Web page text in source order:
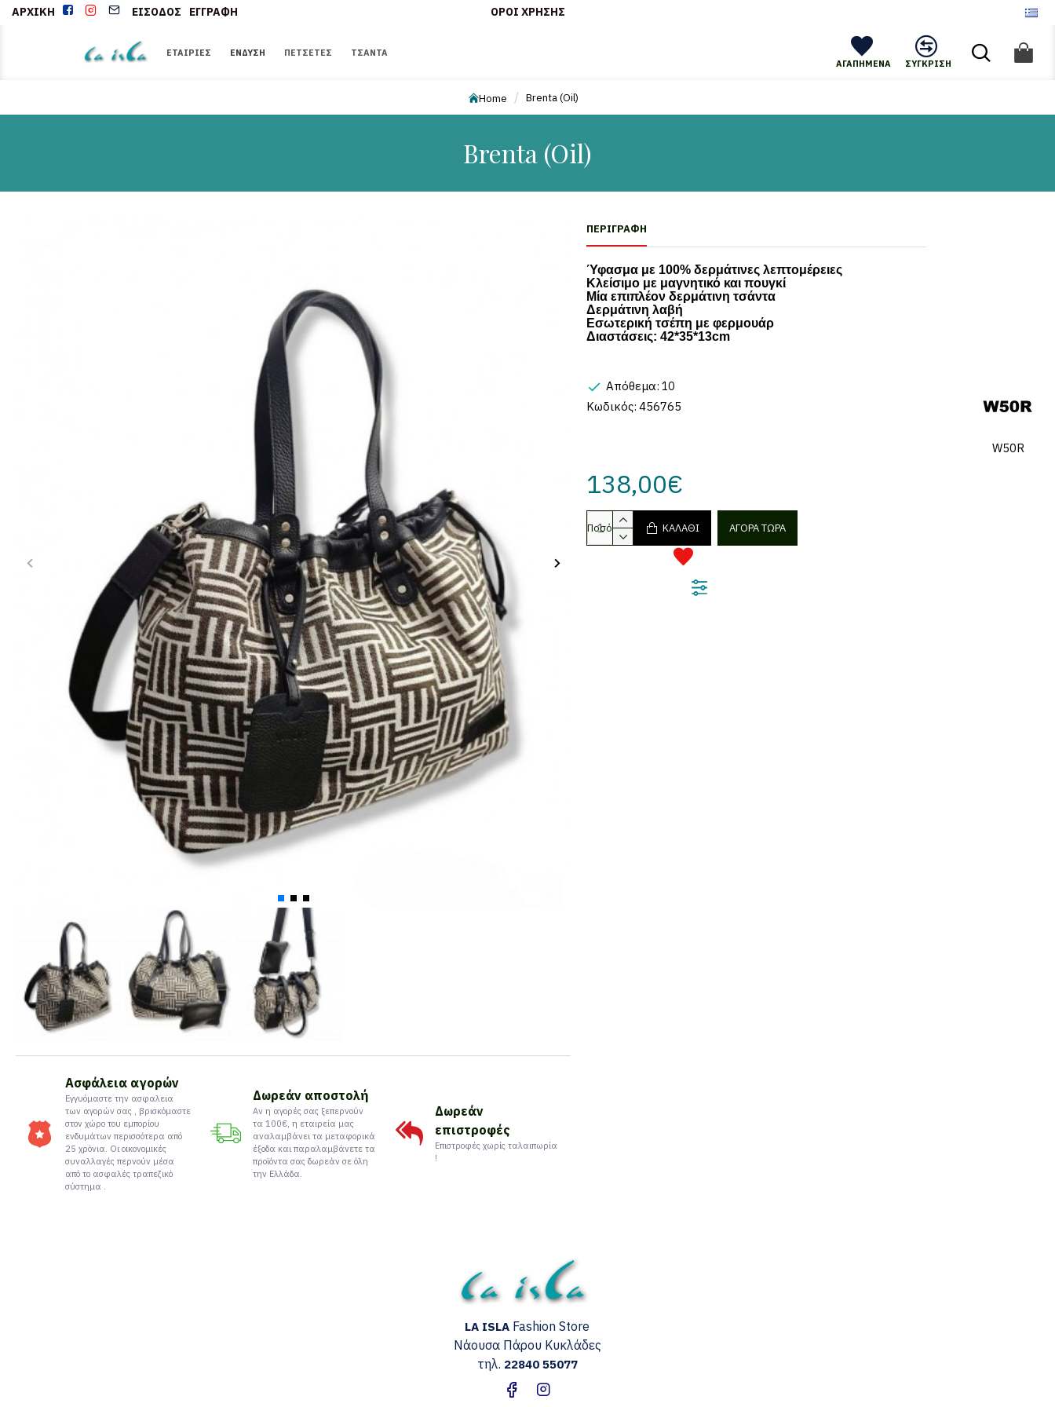
ΑΡΧΙΚΉ ΕΊΣΟΔΟΣ ΕΓΓΡΑΦΉ ΌΡΟΙ ΧΡΉΣΗΣ
ΕΤΑΙΡΊΕΣ ΈΝΔΥΣΗ ΠΕΤΣΈΤΕΣ
ΤΣΆΝΤΑ
ΑΓΑΠΗΜΈΝΑ
ΣΎΓΚΡΙΣΗ
Home Brenta (Oil)
Brenta (Oil)
Ασφάλεια αγορών
Εγγυόμαστε την ασφαλεια
των αγορών σας , βρισκόμαστε
στον χώρο του εμπορίου
ενδυμάτων περισσότερα από
25 χρόνια. Οι οικονομικές
συναλλαγές περνούν μέσα
από το ασφαλές τραπεζικό
σύστημα .
Δωρεάν αποστολή
Αν η αγορές σας ξεπερνούν
τα 100€, η εταιρεία μας
αναλαμβάνει τα μεταφορικά
έξοδα και παραλαμβάνετε τα
προϊόντα σας δωρεάν σε όλη
την Ελλάδα.
Δωρεάν
επιστροφές
Επιστροφές χωρίς ταλαιπωρία
!
ΠΕΡΙΓΡΑΦΉ
Ύφασμα με 100% δερμάτινες λεπτομέρειες
Κλείσιμο με μαγνητικό και πουγκί
Μία επιπλέον δερμάτινη τσάντα
Δερμάτινη λαβή
Εσωτερική τσέπη με φερμουάρ
Διαστάσεις: 42*35*13cm
Απόθεμα: 10
Κωδικός: 456765
W50R
138,00€
Ποσότητα ΚΑΛΆΘΙ ΑΓΟΡΆ ΤΏΡΑ
LA ISLA Fashion Store
Νάουσα Πάρου Κυκλάδες
τηλ. 22840 55077